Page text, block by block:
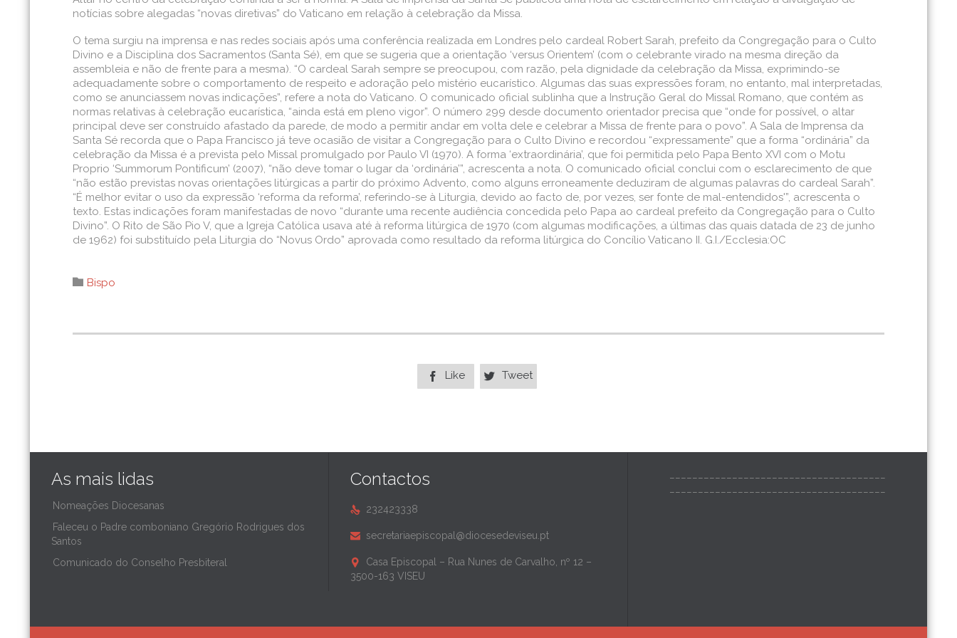
notícias sobre alegadas “novas diretivas” do Vaticano em relação à celebração da Missa.
O tema surgiu na imprensa e nas redes sociais após uma conferência realizada em Londres pelo cardeal Robert Sarah, prefeito da Congregação para o Culto
Divino e a Disciplina dos Sacramentos (Santa Sé), em que se sugeria que a orientação ‘versus Orientem’ (com o celebrante virado na mesma direção da
assembleia e não de frente para a mesma). “O cardeal Sarah sempre se preocupou, com razão, pela dignidade da celebração da Missa, exprimindo-se
adequadamente sobre o comportamento de respeito e adoração pelo mistério eucarístico. Algumas das suas expressões foram, no entanto, mal interpretadas,
como se anunciassem novas indicações”, refere a nota do Vaticano. O comunicado oficial sublinha que a Instrução Geral do Missal Romano, que contém as
normas relativas à celebração eucarística, “ainda está em pleno vigor”. O número 299 desde documento orientador precisa que “onde for possível, o altar
principal deve ser construído afastado da parede, de modo a permitir andar em volta dele e celebrar a Missa de frente para o povo”. A Sala de Imprensa da
Santa Sé recorda que o Papa Francisco já teve ocasião de visitar a Congregação para o Culto Divino e recordou “expressamente” que a forma “ordinária” da
celebração da Missa é a prevista pelo Missal promulgado por Paulo VI (1970). A forma ‘extraordinária’, que foi permitida pelo Papa Bento XVI com o Motu
Proprio ‘Summorum Pontificum’ (2007), “não deve tomar o lugar da ‘ordinária’”, acrescenta a nota. O comunicado oficial conclui com o esclarecimento de que
“não estão previstas novas orientações litúrgicas a partir do próximo Advento, como alguns erroneamente deduziram de algumas palavras do cardeal Sarah”.
“É melhor evitar o uso da expressão ‘reforma da reforma’, referindo-se à Liturgia, devido ao facto de, por vezes, ser fonte de mal-entendidos'”, acrescenta o
texto. Estas indicações foram manifestadas de novo “durante uma recente audiência concedida pelo Papa ao cardeal prefeito da Congregação para o Culto
Divino”. O Rito de São Pio V, que a Igreja Católica usava até à reforma litúrgica de 1970 (com algumas modificações, a últimas das quais datada de 23 de junho
de 1962) foi substituído pela Liturgia do “Novus Ordo” aprovada como resultado da reforma litúrgica do Concílio Vaticano II. G.I./Ecclesia:OC
 Category
Bispo
 Like  Tweet
As mais lidas
Nomeações Diocesanas
Faleceu o Padre comboniano Gregório Rodrigues dos
Santos
Comunicado do Conselho Presbiteral
Contactos
 232423338
 secretariaepiscopal@diocesedeviseu.pt

Casa Episcopal – Rua Nunes de Carvalho, nº 12 –
3500-163 VISEU